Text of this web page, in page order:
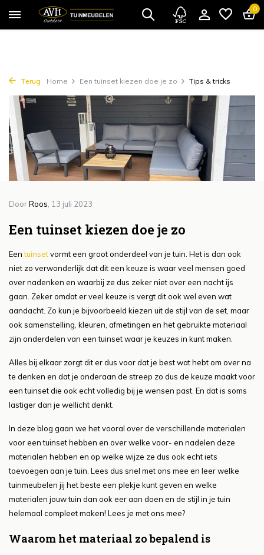
{!!% include 'snippets/cta.rain' %!!} 0
Terug Home Een tuinset kiezen doe je zo Tips & tricks
DoorRoos , 13 juli 2023
Een tuinset kiezen doe je zo
Eentuinsetvormt een groot onderdeel van je tuin. Het is dan ook
niet zo verwonderlijk dat dit een keuze is waar veel mensen goed
over nadenken en waarbij ze dus zeker niet over een nacht ijs
gaan. Zeker omdat er veel keuze is vergt dit ook wel even wat
aandacht. Zo kun je bijvoorbeeld kiezen uit de stijl van de set, maar
ook samenstelling, kleuren, afmetingen en het gebruikte materiaal
zijn onderdelen van een tuinset waar je keuzes in kunt maken.
Alles bij elkaar zorgt dit er dus voor dat je best wat hebt om over na
te denken en dat je onderaan de streep zo dus de keuze maakt voor
een tuinset die ook echt volledig bij je wensen past. En dat is soms
lastiger dan je wellicht denkt.
In deze blog gaan we het vooral over de verschillende materialen
voor een tuinset hebben en over welke voor- en nadelen deze
materialen hebben en op welke wijze ze dus ook echt iets
toevoegen aan je tuin. Lees dus snel met ons mee en leer welke
tuinmeubelen jij het beste een plekje kunt geven en welke
materialen jouw tuin dan ook eer aan doen en de stijl in je tuin
helemaal compleet maken! Lees je met ons mee?
Waarom het materiaal zo bepalend is